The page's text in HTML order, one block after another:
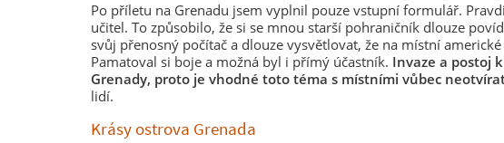
Po příletu na Grenadu jsem vyplnil pouze vstupní formulář.
učitel. To způsobilo, že si se mnou starší pohraničník dlouze
svůj přenosný počítač a dlouze vysvětlovat, že na místní
Pamatoval si boje a možná byl i přímý účastník. Invaze a postoj
Grenady, proto je vhodné toto téma s místními vůbec
lidí.
Krásy ostrova Grenada